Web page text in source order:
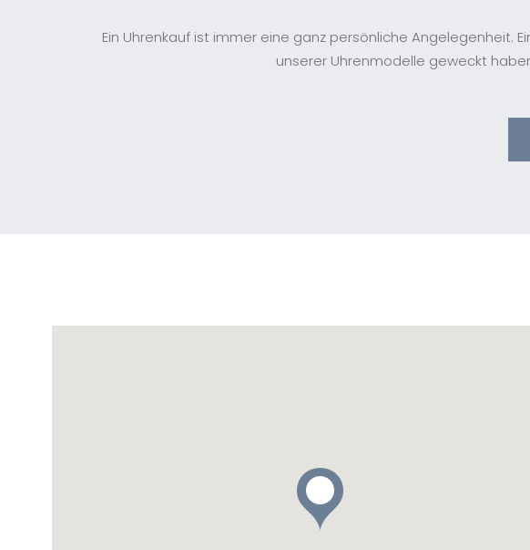
Ein Uhrenkauf ist immer eine ganz persönliche Angelegenheit.
unserer Uhrenmodelle geweckt